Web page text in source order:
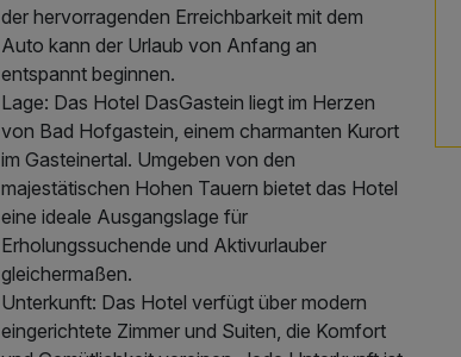
der hervorragenden Erreichbarkeit mit dem
Auto kann der Urlaub von Anfang an
entspannt beginnen.
Lage: Das Hotel DasGastein liegt im Herzen
von Bad Hofgastein, einem charmanten Kurort
im Gasteinertal. Umgeben von den
majestätischen Hohen Tauern bietet das Hotel
eine ideale Ausgangslage für
Erholungssuchende und Aktivurlauber
gleichermaßen.
Unterkunft: Das Hotel verfügt über modern
eingerichtete Zimmer und Suiten, die Komfort